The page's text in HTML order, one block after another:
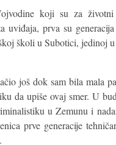
koji su za
uviđaja, prva su
školi u Subotici, jedinoj
još dok sam bila mala
da upiše ovaj smer. U
u Zemunu i
prve generacije